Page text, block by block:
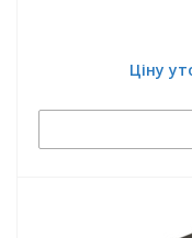
Ціну